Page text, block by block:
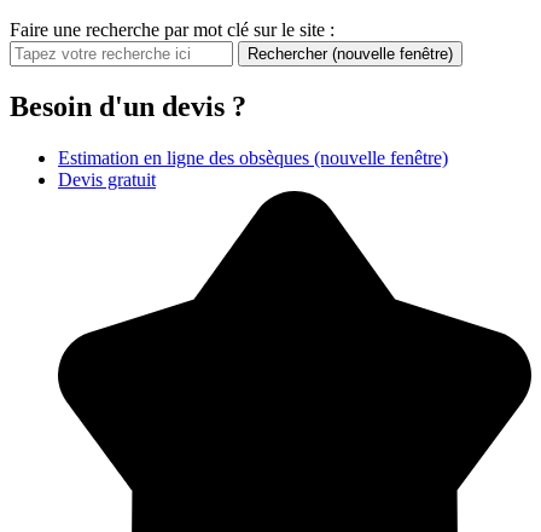
Faire une recherche par mot clé sur le site :
Rechercher (nouvelle fenêtre)
Besoin d'un devis ?
Estimation en ligne des obsèques (nouvelle fenêtre)
Devis gratuit